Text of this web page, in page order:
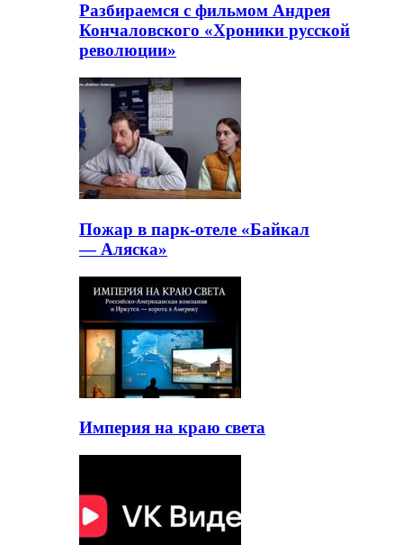
Разбираемся с фильмом Андрея
Кончаловского «Хроники русской
революции»
Пожар в парк-отеле «Байкал
— Аляска»
Империя на краю света